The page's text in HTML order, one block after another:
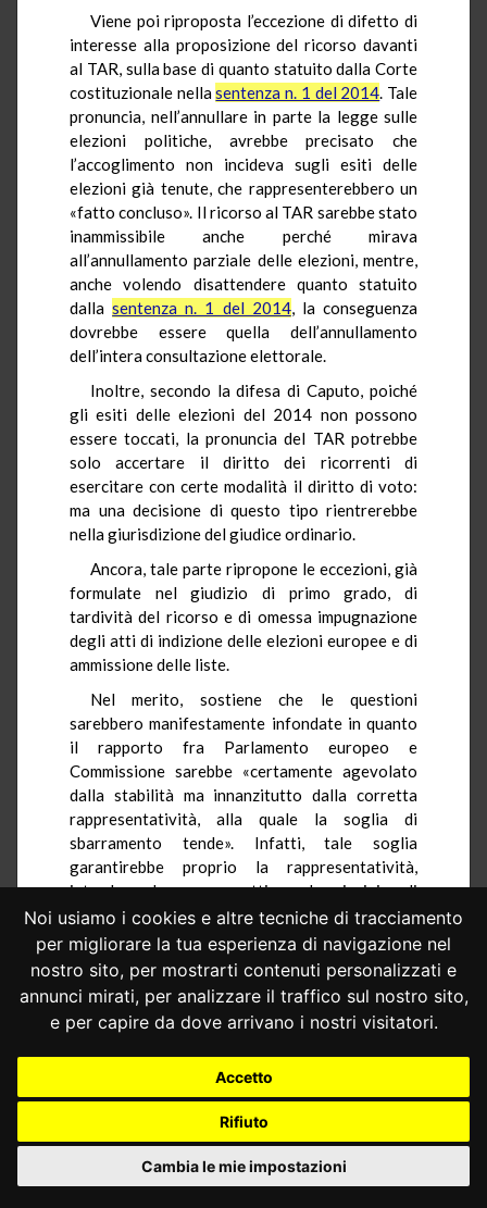
Noi usiamo i cookies e altre tecniche di tracciamento
per migliorare la tua esperienza di navigazione nel
nostro sito, per mostrarti contenuti personalizzati e
annunci mirati, per analizzare il traffico sul nostro sito,
e per capire da dove arrivano i nostri visitatori.
Accetto
Rifiuto
Cambia le mie impostazioni
Viene poi riproposta l’eccezione di difetto di
interesse alla proposizione del ricorso davanti
al TAR, sulla base di quanto statuito dalla Corte
costituzionale nellasentenza n. 1 del 2014. Tale
pronuncia, nell’annullare in parte la legge sulle
elezioni politiche, avrebbe precisato che
l’accoglimento non incideva sugli esiti delle
elezioni già tenute, che rappresenterebbero un
«fatto concluso». Il ricorso al TAR sarebbe stato
inammissibile anche perché mirava
all’annullamento parziale delle elezioni, mentre,
anche volendo disattendere quanto statuito
dallasentenza n. 1 del 2014, la conseguenza
dovrebbe essere quella dell’annullamento
dell’intera consultazione elettorale.
Inoltre, secondo la difesa di Caputo, poiché
gli esiti delle elezioni del 2014 non possono
essere toccati, la pronuncia del TAR potrebbe
solo accertare il diritto dei ricorrenti di
esercitare con certe modalità il diritto di voto:
ma una decisione di questo tipo rientrerebbe
nella giurisdizione del giudice ordinario.
Ancora, tale parte ripropone le eccezioni, già
formulate nel giudizio di primo grado, di
tardività del ricorso e di omessa impugnazione
degli atti di indizione delle elezioni europee e di
ammissione delle liste.
Nel merito, sostiene che le questioni
sarebbero manifestamente infondate in quanto
il rapporto fra Parlamento europeo e
Commissione sarebbe «certamente agevolato
dalla stabilità ma innanzitutto dalla corretta
rappresentatività, alla quale la soglia di
sbarramento tende». Infatti, tale soglia
garantirebbe proprio la rappresentatività,
introducendo un correttivo al principio di
proporzionalità, teso a scongiurare la
dispersione del voto e la frammentazione delle
forze politiche; la stabilità e la governabilità
sarebbero obiettivi solo "mediati”. Secondo la
difesa di Caputo inoltre le decisioni del
Tribunale costituzionale tedesco non sarebbero
un idoneo termine di paragone, per la diversità
dell’ordinamento italiano rispetto a quello
tedesco.
3.3.– Con atto depositato il 24 luglio 2017 si
sono costituiti davanti alla Corte costituzionale
Giorgia Meloni e altri sei soggetti: Meloni e